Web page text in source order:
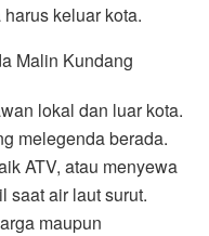
keluar kota.
Malin Kundang
lokal dan luar kota.
melegenda berada.
ATV, atau menyewa
saat air laut surut.
maupun